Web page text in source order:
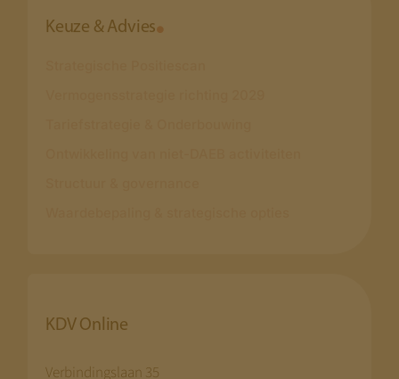
Keuze & Advies
KDV Online
Verbindingslaan 35